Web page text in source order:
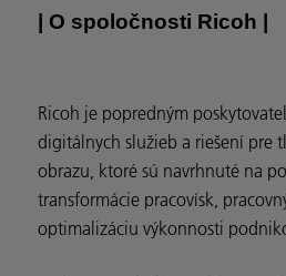
| O spoločnosti Ricoh |
Ricoh je popredným
digitálnych služieb a riešení pre
obrazu, ktoré sú navrhnuté na
transformácie pracovísk,
optimalizáciu výkonnosti